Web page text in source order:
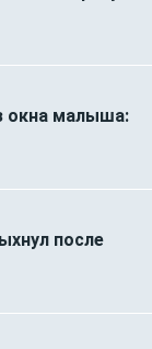
окна малыша:
после